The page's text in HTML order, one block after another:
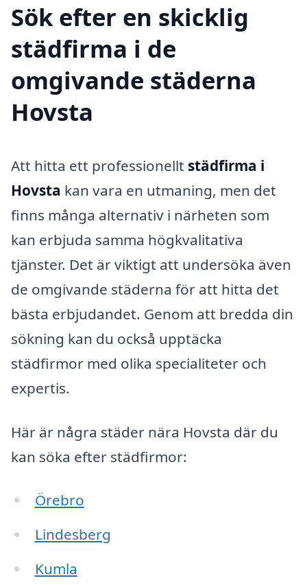
Sök efter en skicklig
städfirma i de
omgivande städerna
Hovsta
Att hitta ett professionellt städfirma i
Hovsta kan vara en utmaning, men det
finns många alternativ i närheten som
kan erbjuda samma högkvalitativa
tjänster. Det är viktigt att undersöka även
de omgivande städerna för att hitta det
bästa erbjudandet. Genom att bredda din
sökning kan du också upptäcka
städfirmor med olika specialiteter och
expertis.
Här är några städer nära Hovsta där du
kan söka efter städfirmor:
Örebro
Lindesberg
Kumla